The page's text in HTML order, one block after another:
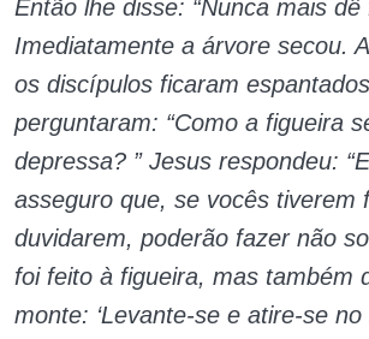
Então lhe disse: “Nunca mais dê
Imediatamente a árvore secou.
os discípulos ficaram
perguntaram: “Como a figueira
depressa? ” Jesus respondeu:
asseguro que, se vocês tiverem
duvidarem, poderão fazer não
foi feito à figueira, mas também
monte: ‘Levante-se e atire-se no